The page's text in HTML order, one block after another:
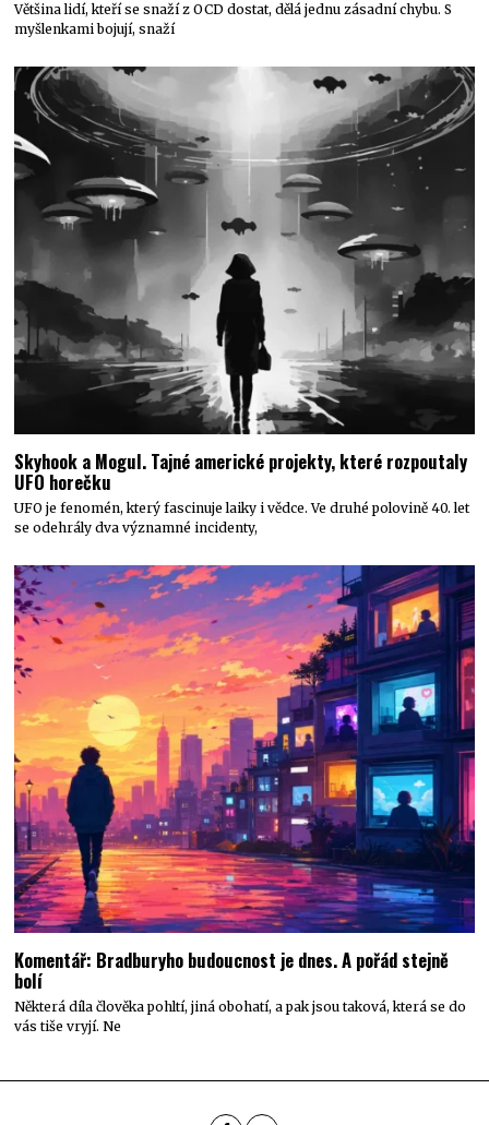
Většina lidí, kteří se snaží z OCD dostat, dělá jednu zásadní chybu. S
myšlenkami bojují, snaží
Skyhook a Mogul. Tajné americké projekty, které rozpoutaly
UFO horečku
UFO je fenomén, který fascinuje laiky i vědce. Ve druhé polovině 40. let
se odehrály dva významné incidenty,
Komentář: Bradburyho budoucnost je dnes. A pořád stejně
bolí
Některá díla člověka pohltí, jiná obohatí, a pak jsou taková, která se do
vás tiše vryjí. Ne